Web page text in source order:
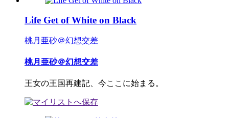
Life Get of White on Black
桃月亜砂＠幻想交差
桃月亜砂＠幻想交差
王女の王国再建記、今ここに始まる。